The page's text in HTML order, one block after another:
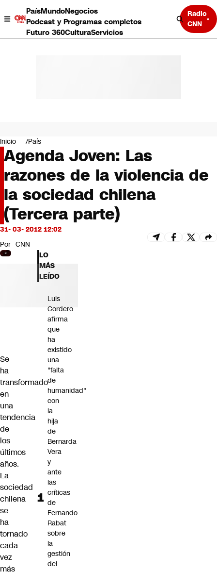
PaísMundoNegocios
Podcast y Programas completos
Futuro 360CulturaServicios
Radio
CNN
Negocios
Deportes
Programas completos
Cultura
Servicios
Bits
CNN Data
CNN tiempo
Futuro 360
Inicio País
Agenda Joven: Las
razones de la violencia de
la sociedad chilena
(Tercera parte)
31- 03- 2012 12:02
Por CNN
Se
ha
transformado
en
una
tendencia
de
los
últimos
años.
La
sociedad
chilena
se
ha
tornado
cada
vez
más
LO
MÁS
LEÍDO
Luis
Cordero
afirma
que
ha
existido
una
"falta
de
humanidad"
con
la
hija
de
Bernarda
Vera
y
ante
las
críticas
de
Fernando
Rabat
sobre
la
gestión
del